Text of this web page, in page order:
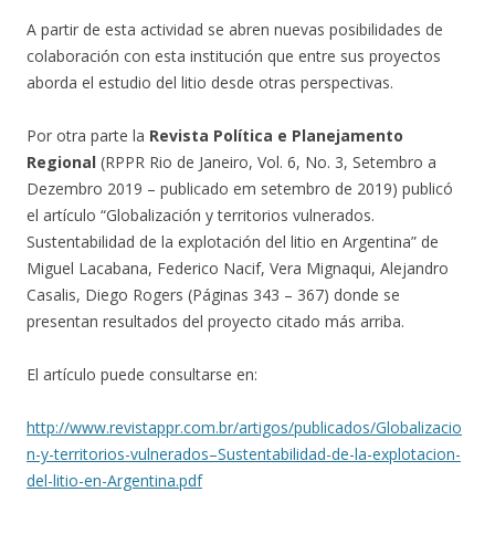
A partir de esta actividad se abren nuevas posibilidades de
colaboración con esta institución que entre sus proyectos
aborda el estudio del litio desde otras perspectivas.
Por otra parte la Revista Política e Planejamento
Regional (RPPR Rio de Janeiro, Vol. 6, No. 3, Setembro a
Dezembro 2019 – publicado em setembro de 2019) publicó
el artículo “Globalización y territorios vulnerados.
Sustentabilidad de la explotación del litio en Argentina” de
Miguel Lacabana, Federico Nacif, Vera Mignaqui, Alejandro
Casalis, Diego Rogers (Páginas 343 – 367) donde se
presentan resultados del proyecto citado más arriba.
El artículo puede consultarse en:
http://www.revistappr.com.br/artigos/publicados/Globalizacio
n-y-territorios-vulnerados–Sustentabilidad-de-la-explotacion-
del-litio-en-Argentina.pdf